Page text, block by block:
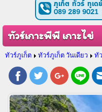
ภูเก็ต ทัวร์ ทูเดย์
089 289 9021
ทัวร์เกาะพีพี เกาะไข่
ทัวร์ภูเก็ต ทัวร์ภูเก็ต วันเดียว ทั